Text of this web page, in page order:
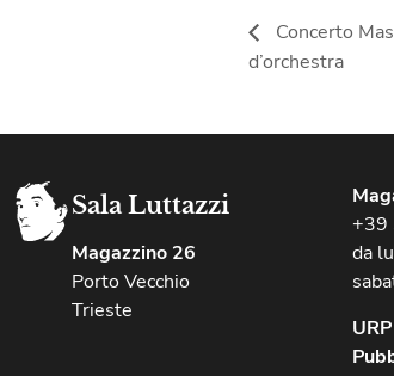
Concerto
d’orchestra
Sala Luttazzi
Magazzino 26
Porto Vecchio
Trieste
+39
da